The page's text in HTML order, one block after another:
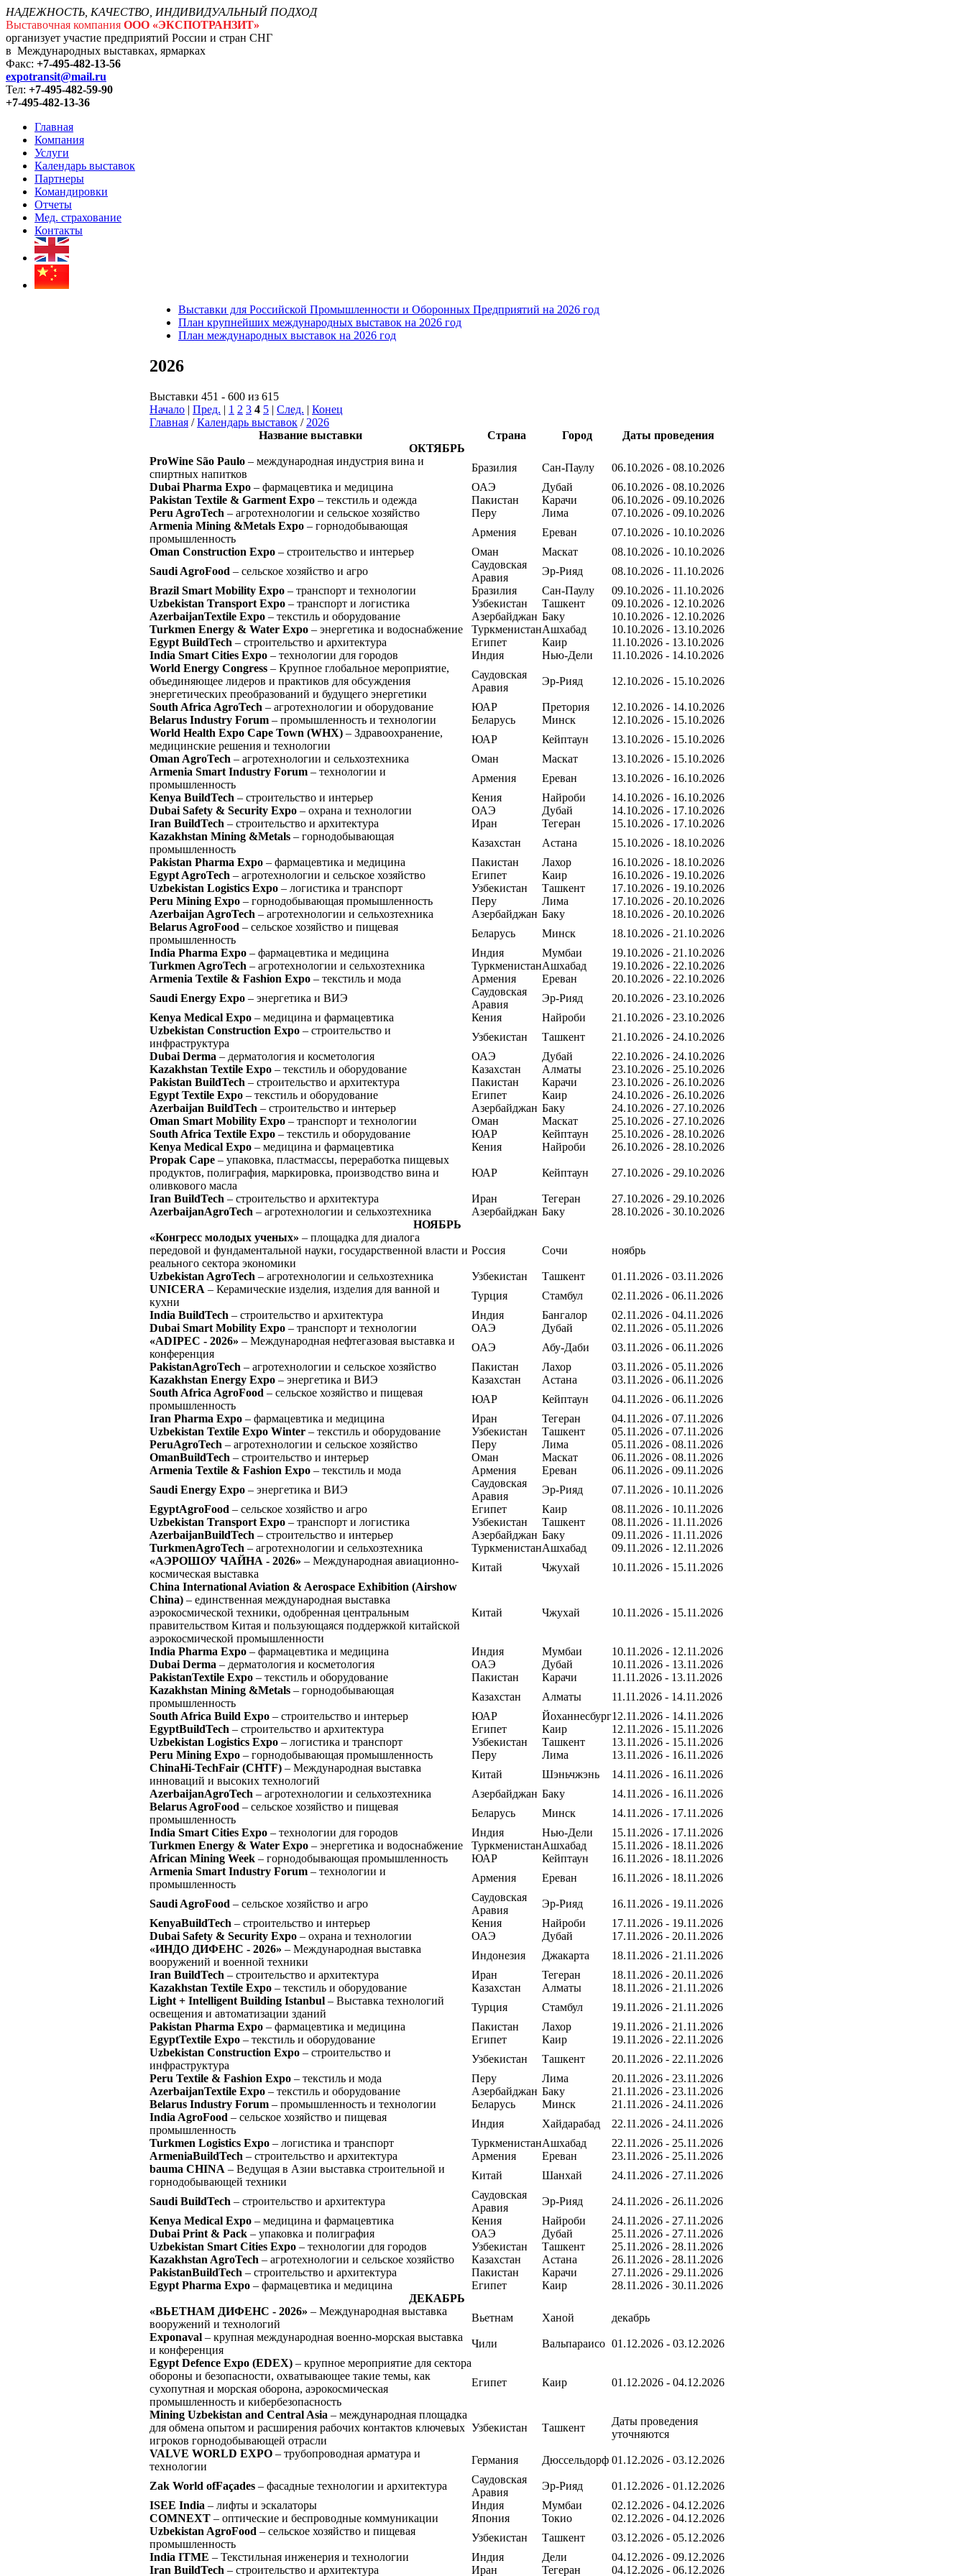
НАДЕЖНОСТЬ, КАЧЕСТВО, ИНДИВИДУАЛЬНЫЙ ПОДХОД
Выставочная компания ООО «ЭКСПОТРАНЗИТ»
организует участие предприятий России и стран СНГ
в Международных выставках, ярмарках
Факс: +7-495-482-13-56
expotransit@mail.ru
Тел: +7-495-482-59-90
+7-495-482-13-36
Главная
Компания
Услуги
Календарь выставок
Партнеры
Командировки
Отчеты
Мед. страхование
Контакты
Выставки для Российской Промышленности и Оборонных Предприятий на 2026 год
План крупнейших международных выставок на 2026 год
План международных выставок на 2026 год
2026
Выставки 451 - 600 из 615
Начало | Пред. | 1 2 3 4 5 | След. | Конец
Главная /Календарь выставок / 2026
Название выставки
Страна Город
Даты проведения
ОКТЯБРЬ
ProWine São Paulo – международная индустрия вина и
спиртных напитков
Бразилия Сан-Паулу
06.10.2026 - 08.10.2026
Dubai Pharma Expo – фармацевтика и медицина ОАЭ Дубай
06.10.2026 - 08.10.2026
Pakistan Textile & Garment Expo – текстиль и одежда Пакистан Карачи
06.10.2026 - 09.10.2026
Peru AgroTech – агротехнологии и сельское хозяйство Перу Лима
07.10.2026 - 09.10.2026
Armenia Mining &Metals Expo – горнодобывающая
промышленность
Армения Ереван
07.10.2026 - 10.10.2026
Oman Construction Expo – строительство и интерьер Оман Маскат
08.10.2026 - 10.10.2026
Saudi AgroFood – сельское хозяйство и агро
Саудовская
Аравия
Эр-Рияд
08.10.2026 - 11.10.2026
Brazil Smart Mobility Expo – транспорт и технологии Бразилия Сан-Паулу
09.10.2026 - 11.10.2026
Uzbekistan Transport Expo – транспорт и логистика Узбекистан Ташкент
09.10.2026 - 12.10.2026
AzerbaijanTextile Expo – текстиль и оборудование Азербайджан Баку
10.10.2026 - 12.10.2026
Turkmen Energy & Water Expo – энергетика и водоснабжение ТуркменистанАшхабад
10.10.2026 - 13.10.2026
Egypt BuildTech – строительство и архитектура Египет Каир
11.10.2026 - 13.10.2026
India Smart Cities Expo – технологии для городов Индия Нью-Дели
11.10.2026 - 14.10.2026
World Energy Congress – Крупное глобальное мероприятие,
объединяющее лидеров и практиков для обсуждения
энергетических преобразований и будущего энергетики
Саудовская
Аравия
Эр-Рияд 12.10.2026 - 15.10.2026
South Africa AgroTech – агротехнологии и оборудование ЮАР Претория
12.10.2026 - 14.10.2026
Belarus Industry Forum – промышленность и технологии Беларусь Минск
12.10.2026 - 15.10.2026
World Health Expo Cape Town (WHX) – Здравоохранение,
медицинские решения и технологии
ЮАР Кейптаун
13.10.2026 - 15.10.2026
Oman AgroTech – агротехнологии и сельхозтехника Оман Маскат
13.10.2026 - 15.10.2026
Armenia Smart Industry Forum – технологии и
промышленность
Армения Ереван
13.10.2026 - 16.10.2026
Kenya BuildTech – строительство и интерьер Кения Найроби
14.10.2026 - 16.10.2026
Dubai Safety & Security Expo – охрана и технологии ОАЭ Дубай
14.10.2026 - 17.10.2026
Iran BuildTech – строительство и архитектура Иран Тегеран
15.10.2026 - 17.10.2026
Kazakhstan Mining &Metals – горнодобывающая
промышленность
Казахстан Астана
15.10.2026 - 18.10.2026
Pakistan Pharma Expo – фармацевтика и медицина Пакистан Лахор
16.10.2026 - 18.10.2026
Egypt AgroTech – агротехнологии и сельское хозяйство Египет Каир
16.10.2026 - 19.10.2026
Uzbekistan Logistics Expo – логистика и транспорт Узбекистан Ташкент
17.10.2026 - 19.10.2026
Peru Mining Expo – горнодобывающая промышленность Перу Лима
17.10.2026 - 20.10.2026
Azerbaijan AgroTech – агротехнологии и сельхозтехника Азербайджан Баку
18.10.2026 - 20.10.2026
Belarus AgroFood – сельское хозяйство и пищевая
промышленность
Беларусь Минск
18.10.2026 - 21.10.2026
India Pharma Expo – фармацевтика и медицина Индия Мумбаи
19.10.2026 - 21.10.2026
Turkmen AgroTech – агротехнологии и сельхозтехника ТуркменистанАшхабад
19.10.2026 - 22.10.2026
Armenia Textile & Fashion Expo – текстиль и мода Армения Ереван
20.10.2026 - 22.10.2026
Saudi Energy Expo – энергетика и ВИЭ
Саудовская
Аравия
Эр-Рияд
20.10.2026 - 23.10.2026
Kenya Medical Expo – медицина и фармацевтика Кения Найроби
21.10.2026 - 23.10.2026
Uzbekistan Construction Expo – строительство и
инфраструктура
Узбекистан Ташкент
21.10.2026 - 24.10.2026
Dubai Derma – дерматология и косметология ОАЭ Дубай
22.10.2026 - 24.10.2026
Kazakhstan Textile Expo – текстиль и оборудование Казахстан Алматы
23.10.2026 - 25.10.2026
Pakistan BuildTech – строительство и архитектура Пакистан Карачи
23.10.2026 - 26.10.2026
Egypt Textile Expo – текстиль и оборудование Египет Каир
24.10.2026 - 26.10.2026
Azerbaijan BuildTech – строительство и интерьер Азербайджан Баку
24.10.2026 - 27.10.2026
Oman Smart Mobility Expo – транспорт и технологии Оман Маскат
25.10.2026 - 27.10.2026
South Africa Textile Expo – текстиль и оборудование ЮАР Кейптаун
25.10.2026 - 28.10.2026
Kenya Medical Expo – медицина и фармацевтика Кения Найроби
26.10.2026 - 28.10.2026
Propak Cape – упаковка, пластмассы, переработка пищевых
продуктов, полиграфия, маркировка, производство вина и
оливкового масла
ЮАР Кейптаун 27.10.2026 - 29.10.2026
Iran BuildTech – строительство и архитектура Иран Тегеран
27.10.2026 - 29.10.2026
AzerbaijanAgroTech – агротехнологии и сельхозтехника Азербайджан Баку
28.10.2026 - 30.10.2026
НОЯБРЬ
«Конгресс молодых ученых» – площадка для диалога
передовой и фундаментальной науки, государственной власти и
реального сектора экономики
Россия Сочи ноябрь
Uzbekistan AgroTech – агротехнологии и сельхозтехника Узбекистан Ташкент
01.11.2026 - 03.11.2026
UNICERA – Керамические изделия, изделия для ванной и
кухни
Турция Стамбул
02.11.2026 - 06.11.2026
India BuildTech – строительство и архитектура Индия Бангалор
02.11.2026 - 04.11.2026
Dubai Smart Mobility Expo – транспорт и технологии ОАЭ Дубай
02.11.2026 - 05.11.2026
«ADIPEC - 2026» – Международная нефтегазовая выставка и
конференция
ОАЭ Абу-Даби
03.11.2026 - 06.11.2026
PakistanAgroTech – агротехнологии и сельское хозяйство Пакистан Лахор
03.11.2026 - 05.11.2026
Kazakhstan Energy Expo – энергетика и ВИЭ Казахстан Астана
03.11.2026 - 06.11.2026
South Africa AgroFood – сельское хозяйство и пищевая
промышленность
ЮАР Кейптаун
04.11.2026 - 06.11.2026
Iran Pharma Expo – фармацевтика и медицина Иран Тегеран
04.11.2026 - 07.11.2026
Uzbekistan Textile Expo Winter – текстиль и оборудование Узбекистан Ташкент
05.11.2026 - 07.11.2026
PeruAgroTech – агротехнологии и сельское хозяйство Перу Лима
05.11.2026 - 08.11.2026
OmanBuildTech – строительство и интерьер Оман Маскат
06.11.2026 - 08.11.2026
Armenia Textile & Fashion Expo – текстиль и мода Армения Ереван
06.11.2026 - 09.11.2026
Saudi Energy Expo – энергетика и ВИЭ
Саудовская
Аравия
Эр-Рияд
07.11.2026 - 10.11.2026
EgyptAgroFood – сельское хозяйство и агро Египет Каир
08.11.2026 - 10.11.2026
Uzbekistan Transport Expo – транспорт и логистика Узбекистан Ташкент
08.11.2026 - 11.11.2026
AzerbaijanBuildTech – строительство и интерьер Азербайджан Баку
09.11.2026 - 11.11.2026
TurkmenAgroTech – агротехнологии и сельхозтехника ТуркменистанАшхабад
09.11.2026 - 12.11.2026
«АЭРОШОУ ЧАЙНА - 2026» – Международная авиационно-
космическая выставка
Китай Чжухай
10.11.2026 - 15.11.2026
China International Aviation & Aerospace Exhibition (Airshow
China) – единственная международная выставка
аэрокосмической техники, одобренная центральным
правительством Китая и пользующаяся поддержкой китайской
аэрокосмической промышленности
Китай Чжухай 10.11.2026 - 15.11.2026
India Pharma Expo – фармацевтика и медицина Индия Мумбаи
10.11.2026 - 12.11.2026
Dubai Derma – дерматология и косметология ОАЭ Дубай
10.11.2026 - 13.11.2026
PakistanTextile Expo – текстиль и оборудование Пакистан Карачи
11.11.2026 - 13.11.2026
Kazakhstan Mining &Metals – горнодобывающая
промышленность
Казахстан Алматы
11.11.2026 - 14.11.2026
South Africa Build Expo – строительство и интерьер ЮАР Йоханнесбург12.11.2026 - 14.11.2026
EgyptBuildTech – строительство и архитектура Египет Каир
12.11.2026 - 15.11.2026
Uzbekistan Logistics Expo – логистика и транспорт Узбекистан Ташкент
13.11.2026 - 15.11.2026
Peru Mining Expo – горнодобывающая промышленность Перу Лима
13.11.2026 - 16.11.2026
ChinaHi-TechFair (CHTF) – Международная выставка
инноваций и высоких технологий
Китай Шэньчжэнь
14.11.2026 - 16.11.2026
AzerbaijanAgroTech – агротехнологии и сельхозтехника Азербайджан Баку
14.11.2026 - 16.11.2026
Belarus AgroFood – сельское хозяйство и пищевая
промышленность
Беларусь Минск
14.11.2026 - 17.11.2026
India Smart Cities Expo – технологии для городов Индия Нью-Дели
15.11.2026 - 17.11.2026
Turkmen Energy & Water Expo – энергетика и водоснабжение ТуркменистанАшхабад
15.11.2026 - 18.11.2026
African Mining Week – горнодобывающая промышленность ЮАР Кейптаун
16.11.2026 - 18.11.2026
Armenia Smart Industry Forum – технологии и
промышленность
Армения Ереван 16.11.2026 - 18.11.2026
Saudi AgroFood – сельское хозяйство и агро
Саудовская
Аравия
Эр-Рияд
16.11.2026 - 19.11.2026
KenyaBuildTech – строительство и интерьер Кения Найроби
17.11.2026 - 19.11.2026
Dubai Safety & Security Expo – охрана и технологии ОАЭ Дубай
17.11.2026 - 20.11.2026
«ИНДО ДИФЕНС - 2026» – Международная выставка
вооружений и военной техники
Индонезия Джакарта
18.11.2026 - 21.11.2026
Iran BuildTech – строительство и архитектура Иран Тегеран
18.11.2026 - 20.11.2026
Kazakhstan Textile Expo – текстиль и оборудование Казахстан Алматы
18.11.2026 - 21.11.2026
Light + Intelligent Building Istanbul – Выставка технологий
освещения и автоматизации зданий
Турция Стамбул
19.11.2026 - 21.11.2026
Pakistan Pharma Expo – фармацевтика и медицина Пакистан Лахор
19.11.2026 - 21.11.2026
EgyptTextile Expo – текстиль и оборудование Египет Каир
19.11.2026 - 22.11.2026
Uzbekistan Construction Expo – строительство и
инфраструктура
Узбекистан Ташкент
20.11.2026 - 22.11.2026
Peru Textile & Fashion Expo – текстиль и мода Перу Лима
20.11.2026 - 23.11.2026
AzerbaijanTextile Expo – текстиль и оборудование Азербайджан Баку
21.11.2026 - 23.11.2026
Belarus Industry Forum – промышленность и технологии Беларусь Минск
21.11.2026 - 24.11.2026
India AgroFood – сельское хозяйство и пищевая
промышленность
Индия Хайдарабад
22.11.2026 - 24.11.2026
Turkmen Logistics Expo – логистика и транспорт ТуркменистанАшхабад
22.11.2026 - 25.11.2026
ArmeniaBuildTech – строительство и архитектура Армения Ереван
23.11.2026 - 25.11.2026
bauma CHINA – Ведущая в Азии выставка строительной и
горнодобывающей техники
Китай Шанхай 24.11.2026 - 27.11.2026
Saudi BuildTech – строительство и архитектура
Саудовская
Аравия
Эр-Рияд
24.11.2026 - 26.11.2026
Kenya Medical Expo – медицина и фармацевтика Кения Найроби
24.11.2026 - 27.11.2026
Dubai Print & Pack – упаковка и полиграфия ОАЭ Дубай
25.11.2026 - 27.11.2026
Uzbekistan Smart Cities Expo – технологии для городов Узбекистан Ташкент
25.11.2026 - 28.11.2026
Kazakhstan AgroTech – агротехнологии и сельское хозяйство Казахстан Астана
26.11.2026 - 28.11.2026
PakistanBuildTech – строительство и архитектура Пакистан Карачи
27.11.2026 - 29.11.2026
Egypt Pharma Expo – фармацевтика и медицина Египет Каир
28.11.2026 - 30.11.2026
ДЕКАБРЬ
«ВЬЕТНАМ ДИФЕНС - 2026» – Международная выставка
вооружений и технологий
Вьетнам Ханой
декабрь
Exponaval – крупная международная военно-морская выставка
и конференция
Чили Вальпараисо 01.12.2026 - 03.12.2026
Egypt Defence Expo (EDEX) – крупное мероприятие для сектора
обороны и безопасности, охватывающее такие темы, как
сухопутная и морская оборона, аэрокосмическая
промышленность и кибербезопасность
Египет Каир 01.12.2026 - 04.12.2026
Mining Uzbekistan and Central Asia – международная площадка
для обмена опытом и расширения рабочих контактов ключевых
игроков горнодобывающей отрасли
Узбекистан Ташкент
Даты проведения
уточняются
VALVE WORLD EXPO – трубопроводная арматура и
технологии
Германия Дюссельдорф 01.12.2026 - 03.12.2026
Zak World ofFaçades – фасадные технологии и архитектура
Саудовская
Аравия
Эр-Рияд
01.12.2026 - 01.12.2026
ISEE India – лифты и эскалаторы Индия Мумбаи
02.12.2026 - 04.12.2026
COMNEXT – оптические и беспроводные коммуникации Япония Токио
02.12.2026 - 04.12.2026
Uzbekistan AgroFood – сельское хозяйство и пищевая
промышленность
Узбекистан Ташкент
03.12.2026 - 05.12.2026
India ITME – Текстильная инженерия и технологии Индия Дели
04.12.2026 - 09.12.2026
Iran BuildTech – строительство и архитектура Иран Тегеран 04.12.2026 - 06.12.2026